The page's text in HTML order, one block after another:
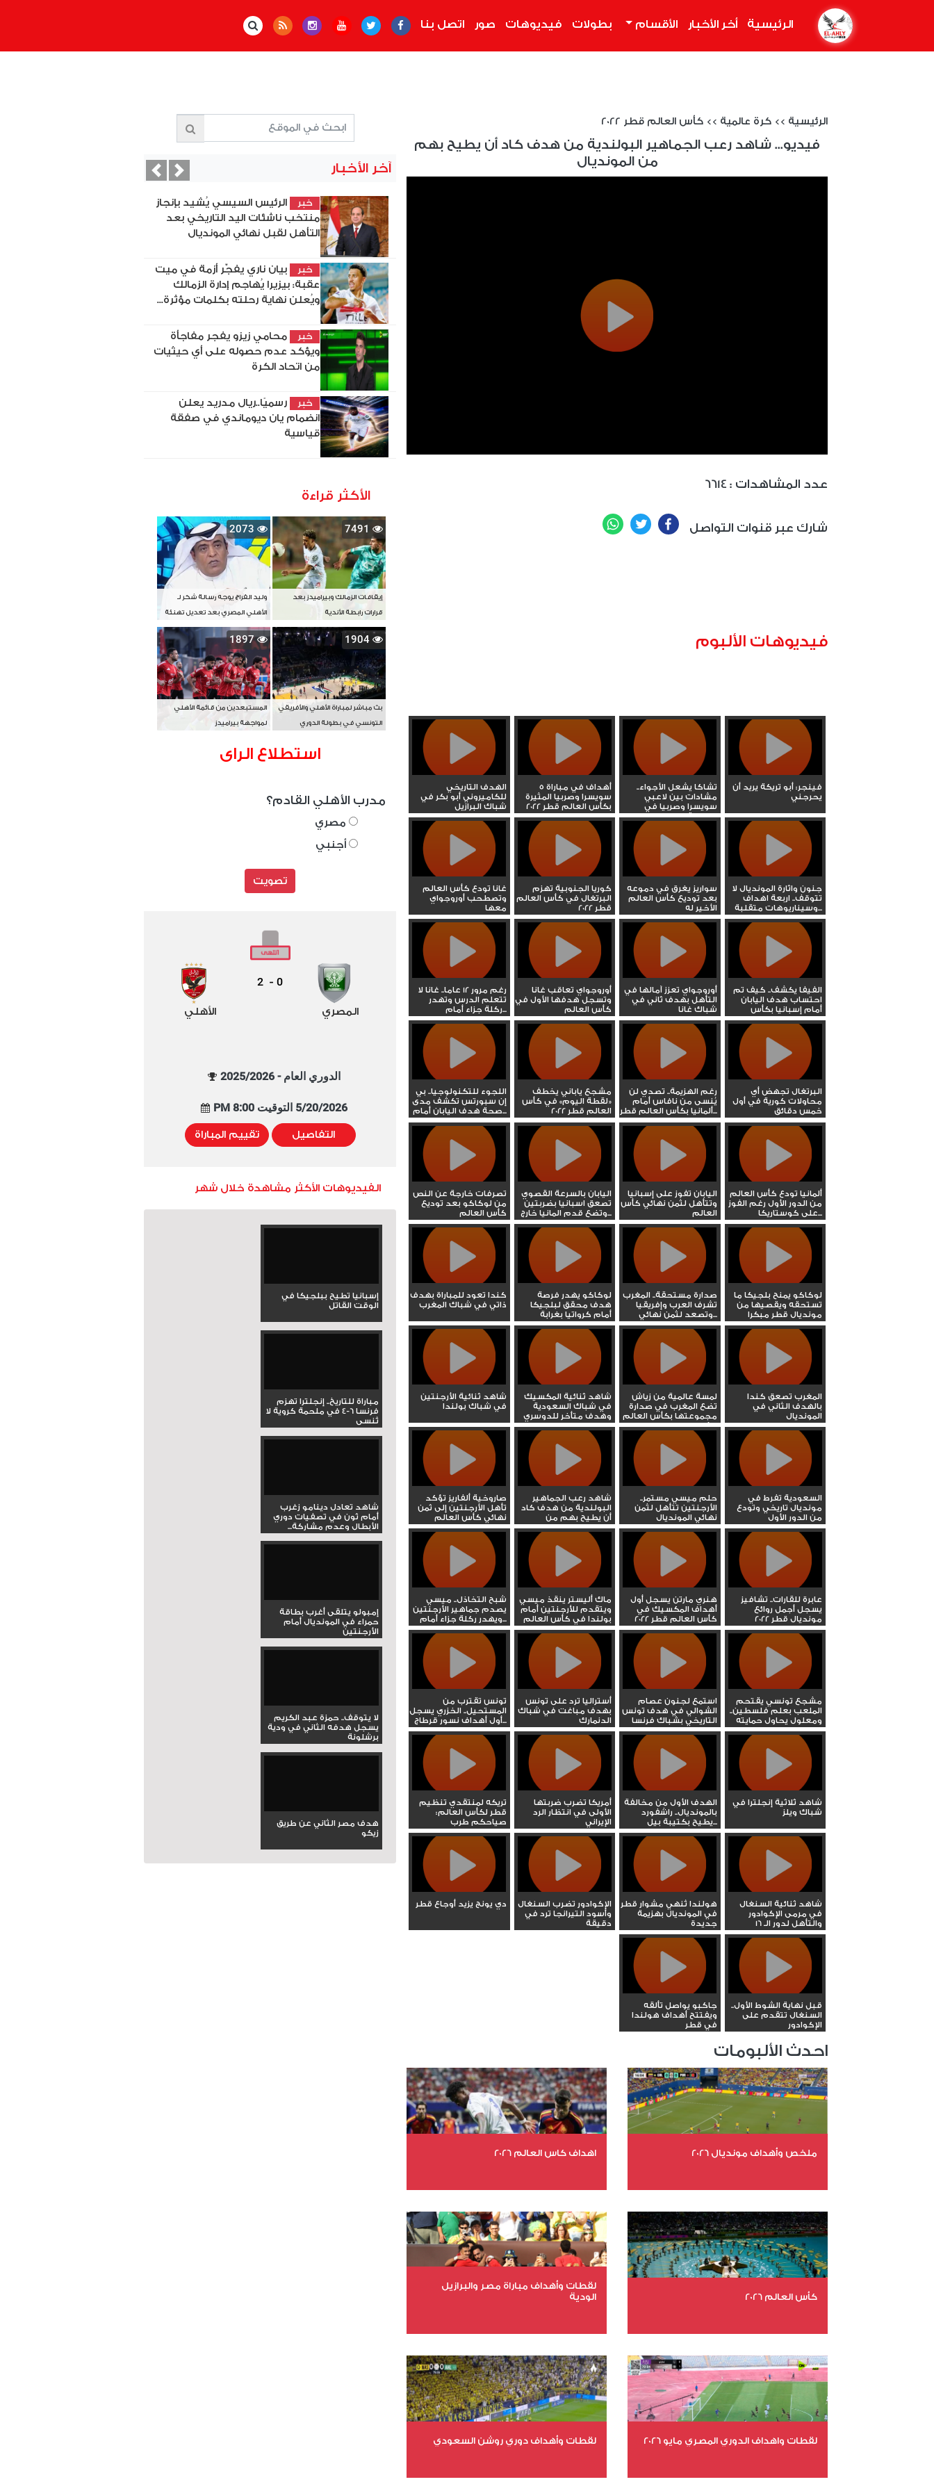
الرئيسية أخر الأخبار الأقسام بطولات فيديوهات صور اتصل بنا
الرئيسية >> كرة عالمية >> كأس العالم قطر 2022
فيديو... شاهد رعب الجماهير البولندية من هدف كاد أن يطيح بهم
من المونديال
6614 : عدد المشاهدات
شارك عبر قنوات التواصل Facebook
Twitter
WhatsApp
فيديوهات الألبوم
فينجر: أبو تريكة يريد أن
يحرجني
تشاكا يشعل الأجواء..
مشادات بين لاعبي
سويسرا وصربيا في
الجولة...
5 أهداف في مباراة
سويسرا وصربيا المثيرة
بكأس العالم قطر 2022
الهدف التاريخي
للكاميروني أبو بكر في
شباك البرازيل
جنون واثارة المونديال لا
تتوقف.. اربعة اهداف
وسيناريوهات متقلبة...
سواريز يغرق في دموعه
بعد توديع كأس العالم
الأخير له
كوريا الجنوبية تهزم
البرتغال في كأس العالم
قطر 2022
غانا تودع كأس العالم
وتصطحب أوروجواي
معها
الفيفا يكشف.. كيف تم
احتساب هدف اليابان
أمام إسبانيا بكأس
العالم ؟
أوروجواي تعزز آمالها في
التأهل بهدف ثاني في
شباك غانا
أوروجواي تعاقب غانا
وتسجل هدفها الأول في
كأس العالم
رغم مرور 12 عاما.. غانا لا
تتعلم الدرس وتهدر
ركلة جزاء أمام...
البرتغال تجهض أي
محاولات كورية في أول
خمس دقائق
رغم الهزيمة.. تصدي لن
يُنسى من نافاس أمام
ألمانيا بكأس العالم قطر...
مشجع ياباني يخطف
«لقطة اليوم» في كأس
العالم قطر 2022
اللجوء للتكنولوجيا.. بي
إن سبورتس تكشف مدى
صحة هدف اليابان أمام...
ألمانيا تودع كأس العالم
من الدور الأول رغم الفوز
على كوستاريكا...
اليابان تفوز على إسبانيا
وتتأهل لثمن نهائي كأس
العالم
اليابان بالسرعة القصوي
تصعق اسبانيا بضربتين
وتضع قدم المانيا خارج...
تصرفات خارجة عن النص
من لوكاكو بعد توديع
كأس العالم
لوكاكو يمنح بلجيكا ما
تستحقه ويقصيها من
مونديال قطر مبكرا
صدارة مستحقة.. المغرب
تشرف العرب وإفريقيا
وتصعد لثمن نهائي...
لوكاكو يهدر فرصة
هدف محقق لبلجيكا
أمام كرواتيا بغرابة
كندا تعود للمباراة بهدف
ذاتي في شباك المغرب
المغرب تصعق كندا
بالهدف الثاني في
المونديال
لمسة عالمية من زياش
تضع المغرب في صدارة
مجموعتها بكأس العالم
مؤقتا
شاهد ثنائية المكسيك
في شباك السعودية
وهدف متأخر للدوسري
شاهد ثنائية الأرجنتين
في شباك بولندا
السعودية تفرط في
مونديال تاريخي وتودع
من الدور الأول
حلم ميسي مستمر..
الأرجنتين تتأهل لثمن
نهائي المونديال
وتصطحب...
شاهد رعب الجماهير
البولندية من هدف كاد
أن يطيح بهم من
المونديال
صاروخية ألفاريز تؤكد
تأهل الأرجنتين إلى ثمن
نهائي كأس العالم
عابرة للقارات.. تشافيز
يسجل أجمل روائع
مونديال قطر 2022
هنري مارتن يسجل أول
أهداف المكسيك في
كأس العالم قطر 2022
ماك أليستر ينقذ ميسي
ويتقدم للأرجنتين أمام
بولندا في كأس العالم
شبح التخاذل.. ميسي
يصدم جماهير الأرجنتين
ويهدر ركلة جزاء أمام...
مشجع تونسي يقتحم
الملعب بعلم فلسطين..
ومعلول يحاول حمايته
استمع لجنون عصام
الشوالي في هدف تونس
التاريخي بشباك فرنسا
أستراليا ترد على تونس
بهدف مباغت في شباك
الدنمارك
تونس تقترب من
المستحيل.. الخزري يسجل
أول أهداف نسور قرطاج...
شاهد ثلاثية إنجلترا في
شباك ويلز
الهدف الأول من مخالفة
بالمونديال.. راشفورد
يطيح بكتيبة بيل...
أمريكا تضرب ضربتها
الأولى في انتظار الرد
الإيراني
تريكه لمنتقدي تنظيم
قطر لكأس العالم:
صياحكم طرب
شاهد ثنائية السنغال
في مرمى الإكوادور
والتأهل لدور الـ 16
هولندا تُنهي مشوار قطر
في المونديال بهزيمة
جديدة
الإكوادور تضرب السنغال
وأسود التيرانجا ترد في
دقيقة
دي يونج يزيد أوجاع قطر
قبل نهاية الشوط الأول..
السنغال تتقدم على
الإكوادور
جاكبو يواصل تألقه
ويفتتح أهداف هولندا
في قطر
احدث الألبومات
ملخص وأهداف مونديال 2026
عدد المشاهدات 4702
اهداف كاس العالم 2026
عدد المشاهدات 1979
كأس العالم 2026
عدد المشاهدات 10624
لقطات وأهداف مباراة مصر والبرازيل
الودية
عدد المشاهدات 15606
لقطات واهداف الدوري المصري مايو 2026 لقطات وأهداف دوري روشن السعودي
آخر الأخبار
خبر
الرئيس السيسي يُشيد بإنجاز
منتخب ناشئات اليد التاريخي بعد
التأهل لقبل نهائي المونديال
خبر
بيان ناري يفجّر أزمة في ميت
عقبة: بيزيرا يُهاجم إدارة الزمالك
ويُعلن نهاية رحلته بكلمات مؤثرة...
خبر
محامي زيزو يفجر مفاجأة
ويؤكد عدم حصوله على أي حيثيات
من اتحاد الكرة
خبر
رسميًا..ريال مدريد يعلن
انضمام يان ديوماندي في صفقة
قياسية
PreviousNext
الأكثر قراءة
7491
إيقافات الزمالك وبيراميدز بعد
قرارات رابطة الأندية
2073
وليد الفراج يوجه رسالة شكر لـ
الأهلي المصري بعد تعديل تهنئة
بطل آسيا
1904
بث مباشر لمباراة الأهلي والأفريقي
التونسي في بطولة الدوري
1897
المستبعدين من قائمة الأهلي
لمواجهة بيراميدز
استطلاع الراى
مدرب الأهلي القادم؟
مصري
أجنبي
تصويت
المصري
0
-
2
الأهلي
الدوري العام - 2025/2026
5/20/2026 التوقيت 8:00 PM
التفاصيل تقييم المباراة
الفيديوهات الأكثر مشاهدة خلال شهر
إسبانيا تطيح ببلجيكا في
الوقت القاتل
مباراة للتاريخ.. إنجلترا تهزم
فرنسا 6-4 في ملحمة كروية لا
تُنسى
شاهد تعادل دينامو زغرب
أمام ثون في تصفيات دوري
الأبطال وعدم مشاركة...
إمبولو يتلقى أغرب بطاقة
حمراء في المونديال أمام
الأرجنتين
لا يتوقف.. حمزة عبد الكريم
يسجل هدفه الثاني في ودية
برشلونة
هدف مصر الثاني عن طريق
زيكو